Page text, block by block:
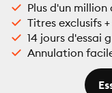
Plus d'un
Titres exclusifs
14 jours d'essai
Annulation